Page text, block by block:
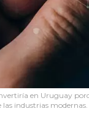
en Uruguay
industrias modernas.